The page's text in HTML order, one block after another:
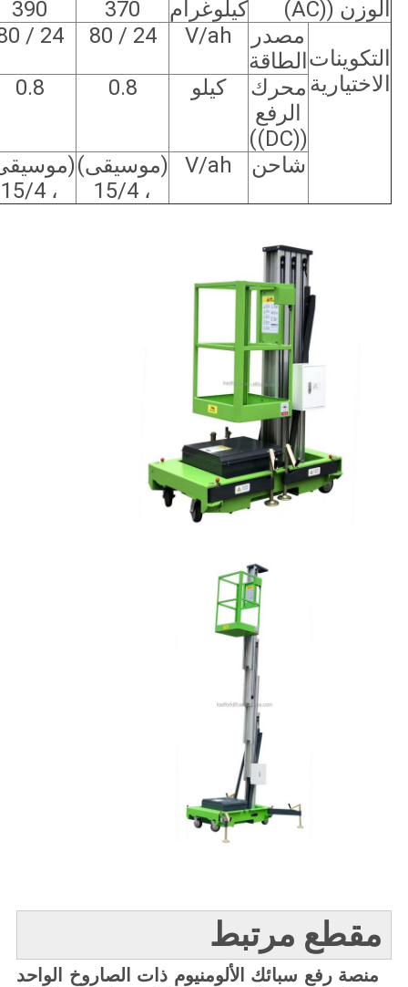
الوزن ((AC) كيلوغرام 370
390
التكوينات
الاختيارية
مصدر
الطاقة
V/ah
24 / 80
24 / 80
محرك
الرفع
((DC))
كيلو 0.8
0.8
شاحن V/ah
(موسيقى)
، 15/4
، 15/4
مقطع مرتبط
منصة رفع سبائك الألومنيوم ذات الصاروخ الواحد